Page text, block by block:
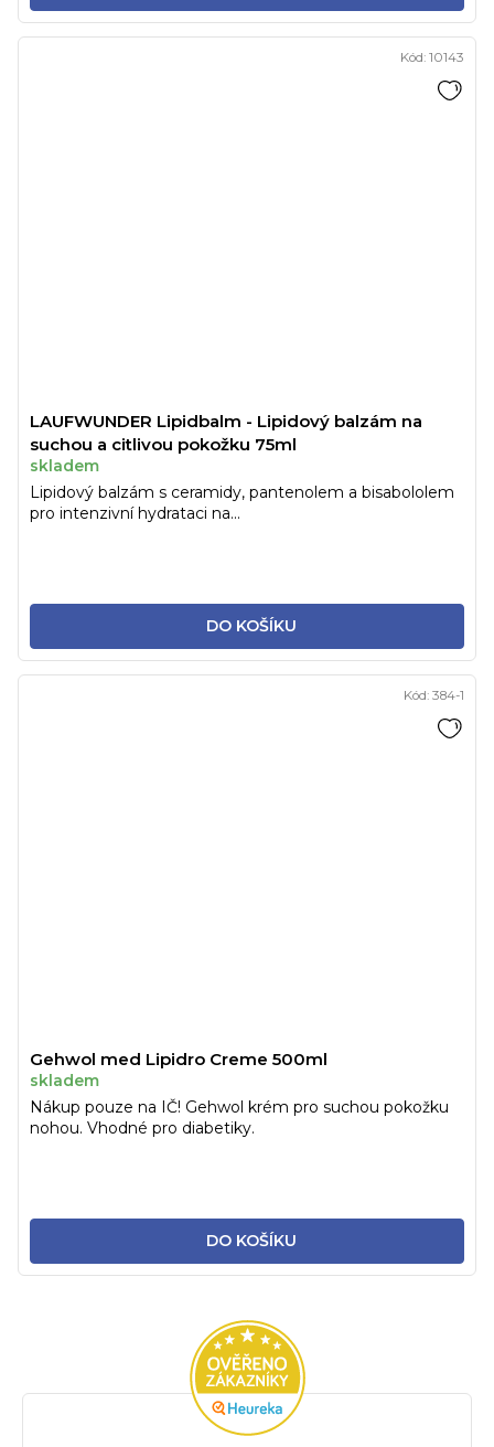
LAUFWUNDER Lipidbalm - Lipidový balzám na
suchou a citlivou pokožku 75ml
skladem
DO KOŠÍKU
Lipidový balzám s ceramidy, pantenolem a bisabololem
pro intenzivní hydrataci na...
Kód: 10143
Gehwol med Lipidro Creme 500ml
skladem
DO KOŠÍKU
Nákup pouze na IČ! Gehwol krém pro suchou pokožku
nohou. Vhodné pro diabetiky.
Kód: 384-1